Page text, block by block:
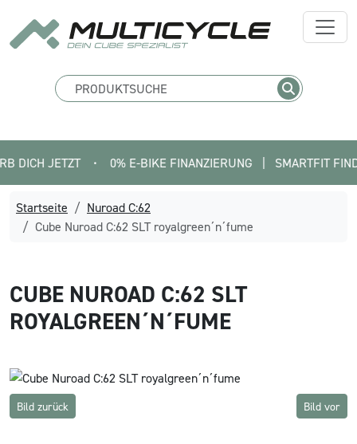
JETZT • 0% E-BIKE FINANZIERUNG   |   SMARTFIT FINDE
Startseite
Nuroad C:62
Cube Nuroad C:62 SLT royalgreen´n´fume
CUBE NUROAD C:62 SLT
ROYALGREEN´N´FUME
Bild zurück Bild vor